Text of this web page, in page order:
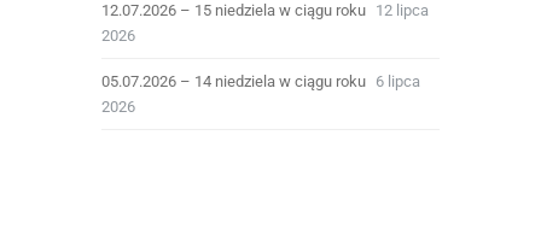
12.07.2026 – 15 niedziela w ciągu roku 12 lipca
2026
05.07.2026 – 14 niedziela w ciągu roku 6 lipca
2026